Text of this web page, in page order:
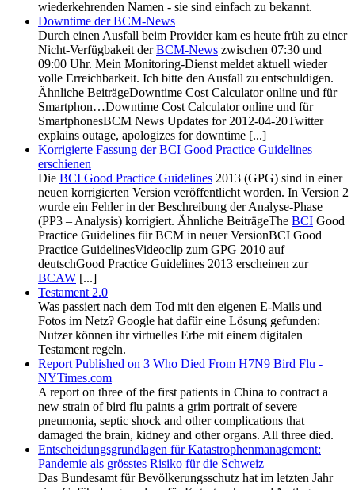
wiederkehrenden Namen - sie sind einfach zu bekannt.
Downtime der BCM-News
Durch einen Ausfall beim Provider kam es heute früh zu einer
Nicht-Verfügbakeit derBCM-News zwischen 07:30 und
09:00 Uhr. Mein Monitoring-Dienst meldet aktuell wieder
volle Erreichbarkeit. Ich bitte den Ausfall zu entschuldigen.
Ähnliche BeiträgeDowntime Cost Calculator online und für
Smartphon…Downtime Cost Calculator online und für
SmartphonesBCM News Updates for 2012-04-20Twitter
explains outage, apologizes for downtime [...]
Korrigierte Fassung der BCI Good Practice Guidelines
erschienen
Die BCI Good Practice Guidelines 2013 (GPG) sind in einer
neuen korrigierten Version veröffentlicht worden. In Version 2
wurde ein Fehler in der Beschreibung der Analyse-Phase
(PP3 – Analysis) korrigiert. Ähnliche BeiträgeThe BCI Good
Practice Guidelines für BCM in neuer VersionBCI Good
Practice GuidelinesVideoclip zum GPG 2010 auf
deutschGood Practice Guidelines 2013 erscheinen zur
BCAW [...]
Testament 2.0
Was passiert nach dem Tod mit den eigenen E-Mails und
Fotos im Netz? Google hat dafür eine Lösung gefunden:
Nutzer können ihr virtuelles Erbe mit einem digitalen
Testament regeln.
Report Published on 3 Who Died From H7N9 Bird Flu -
NYTimes.com
A report on three of the first patients in China to contract a
new strain of bird flu paints a grim portrait of severe
pneumonia, septic shock and other complications that
damaged the brain, kidney and other organs. All three died.
Entscheidungsgrundlagen für Katastrophenmanagement:
Pandemie als grösstes Risiko für die Schweiz
Das Bundesamt für Bevölkerungsschutz hat im letzten Jahr